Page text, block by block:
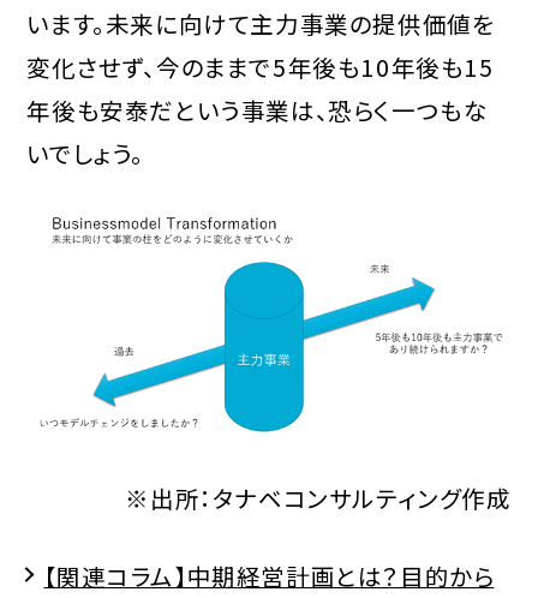
います。未来に向けて主力事業の提供価値を
変化させず、今のままで5年後も10年後も15
年後も安泰だという事業は、恐らく一つもな
いでしょう。
※出所：タナベコンサルティング作成
【関連コラム】中期経営計画とは？目的から